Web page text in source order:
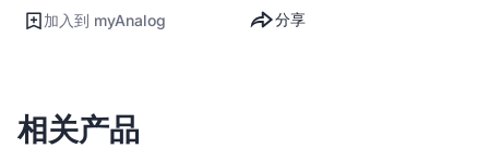
加入到 myAnalog 分享
相关产品